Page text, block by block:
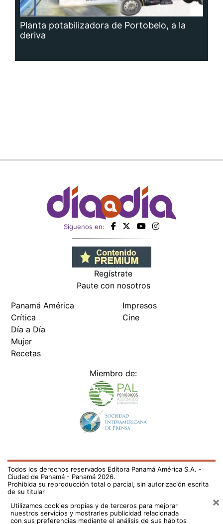
Planta potabilizadora de Portobelo, a la
deriva
Siguenos en:
Regístrate
Paute con nosotros
Crítica
Día a Día
Mujer
Recetas
Cine
Todos los derechos reservados Editora Panamá América S.A. -
Ciudad de Panamá - Panamá 2026.
Prohibida su reproducción total o parcial, sin autorización escrita
de su titular
Utilizamos cookies propias y de terceros para mejorar
nuestros servicios y mostrarles publicidad relacionada
con sus preferencias mediante el análisis de sus hábitos
de navegación. si continúa navegando, consideramos